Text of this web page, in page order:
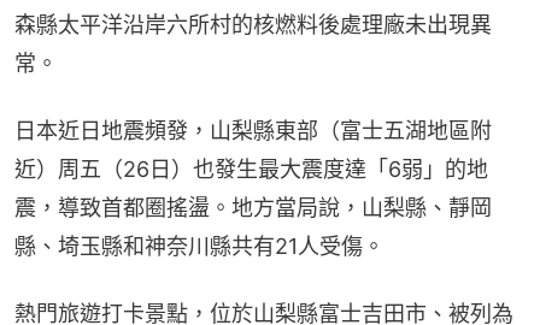
森縣太平洋沿岸六所村的核燃料後處理廠未出現異
常。
日本近日地震頻發，山梨縣東部（富士五湖地區附
近）周五（26日）也發生最大震度達「6弱」的地
震，導致首都圈搖盪。地方當局說，山梨縣、靜岡
縣、埼玉縣和神奈川縣共有21人受傷。
熱門旅遊打卡景點，位於山梨縣富士吉田市、被列為